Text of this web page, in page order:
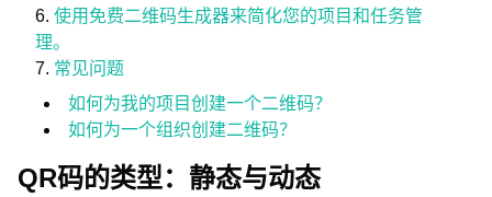
使用免费二维码生成器来简化您的项目和任务管
理。
常见问题
如何为我的项目创建一个二维码？
如何为一个组织创建二维码？
QR码的类型：静态与动态